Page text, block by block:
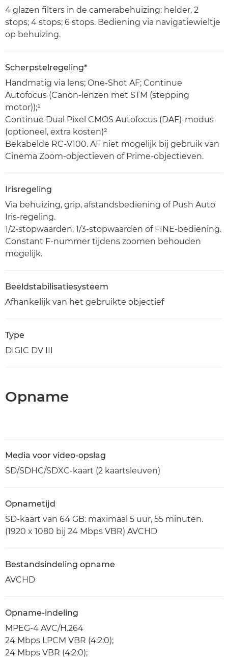
4 glazen filters in de camerabehuizing: helder, 2
stops; 4 stops; 6 stops. Bediening via navigatiewieltje
op behuizing.
Scherpstelregeling*
Handmatig via lens; One-Shot AF; Continue
Autofocus (Canon-lenzen met STM (stepping
motor));¹
Continue Dual Pixel CMOS Autofocus (DAF)-modus
(optioneel, extra kosten)²
Bekabelde RC-V100. AF niet mogelijk bij gebruik van
Cinema Zoom-objectieven of Prime-objectieven.
Irisregeling
Via behuizing, grip, afstandsbediening of Push Auto
Iris-regeling.
1/2-stopwaarden, 1/3-stopwaarden of FINE-bediening.
Constant F-nummer tijdens zoomen behouden
mogelijk.
Beeldstabilisatiesysteem
Afhankelijk van het gebruikte objectief
Type
DIGIC DV III
Opname
Media voor video-opslag
SD/SDHC/SDXC-kaart (2 kaartsleuven)
Opnametijd
SD-kaart van 64 GB: maximaal 5 uur, 55 minuten.
(1920 x 1080 bij 24 Mbps VBR) AVCHD
Bestandsindeling opname
AVCHD
Opname-indeling
MPEG-4 AVC/H.264
24 Mbps LPCM VBR (4:2:0);
24 Mbps VBR (4:2:0);